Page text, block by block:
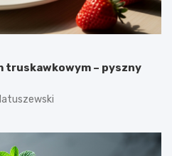
truskawkowym – pyszny